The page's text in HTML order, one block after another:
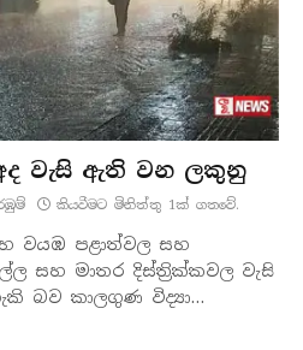
වැසි ඇති වන ලකුනු
කියවීමට මිනිත්තු 1ක් ගතවේ.
වයඹ පළාත්වල සහ
සහ මාතර දිස්ත්‍රික්කවල වැසි
බව කාලගුණ විද්‍යා…